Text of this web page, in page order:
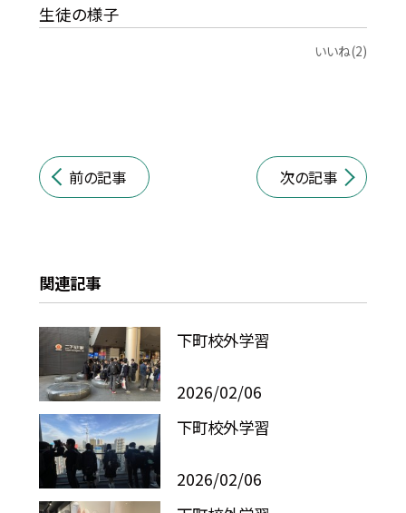
生徒の様子
いいね(2)
前の記事 次の記事
関連記事
下町校外学習
2026/02/06
下町校外学習
2026/02/06